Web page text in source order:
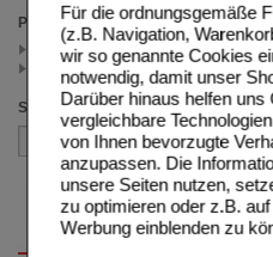
Für die ordnungsgemäße
(z.B. Navigation,
wir so genannte Cookies
notwendig, damit unser
Darüber hinaus helfen uns
vergleichbare
von Ihnen bevorzugte
anzupassen. Die
unsere Seiten nutzen,
zu optimieren oder z.B.
Werbung einblenden zu
Packungsgröße
50 St (1)
10 St (1)
Sortieren nach